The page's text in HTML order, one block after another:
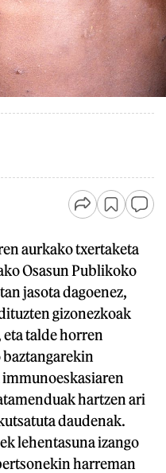
aurkako txertaketa
Osasun Publikoko
jasota dagoenez,
gizonezkoak
talde horren
immunoeskasiaren
hartzen ari
daudenak.
lehentasuna izango
harreman